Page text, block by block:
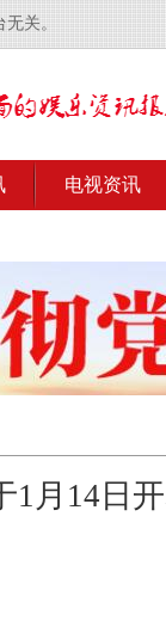
关。
电视资讯
1月14日